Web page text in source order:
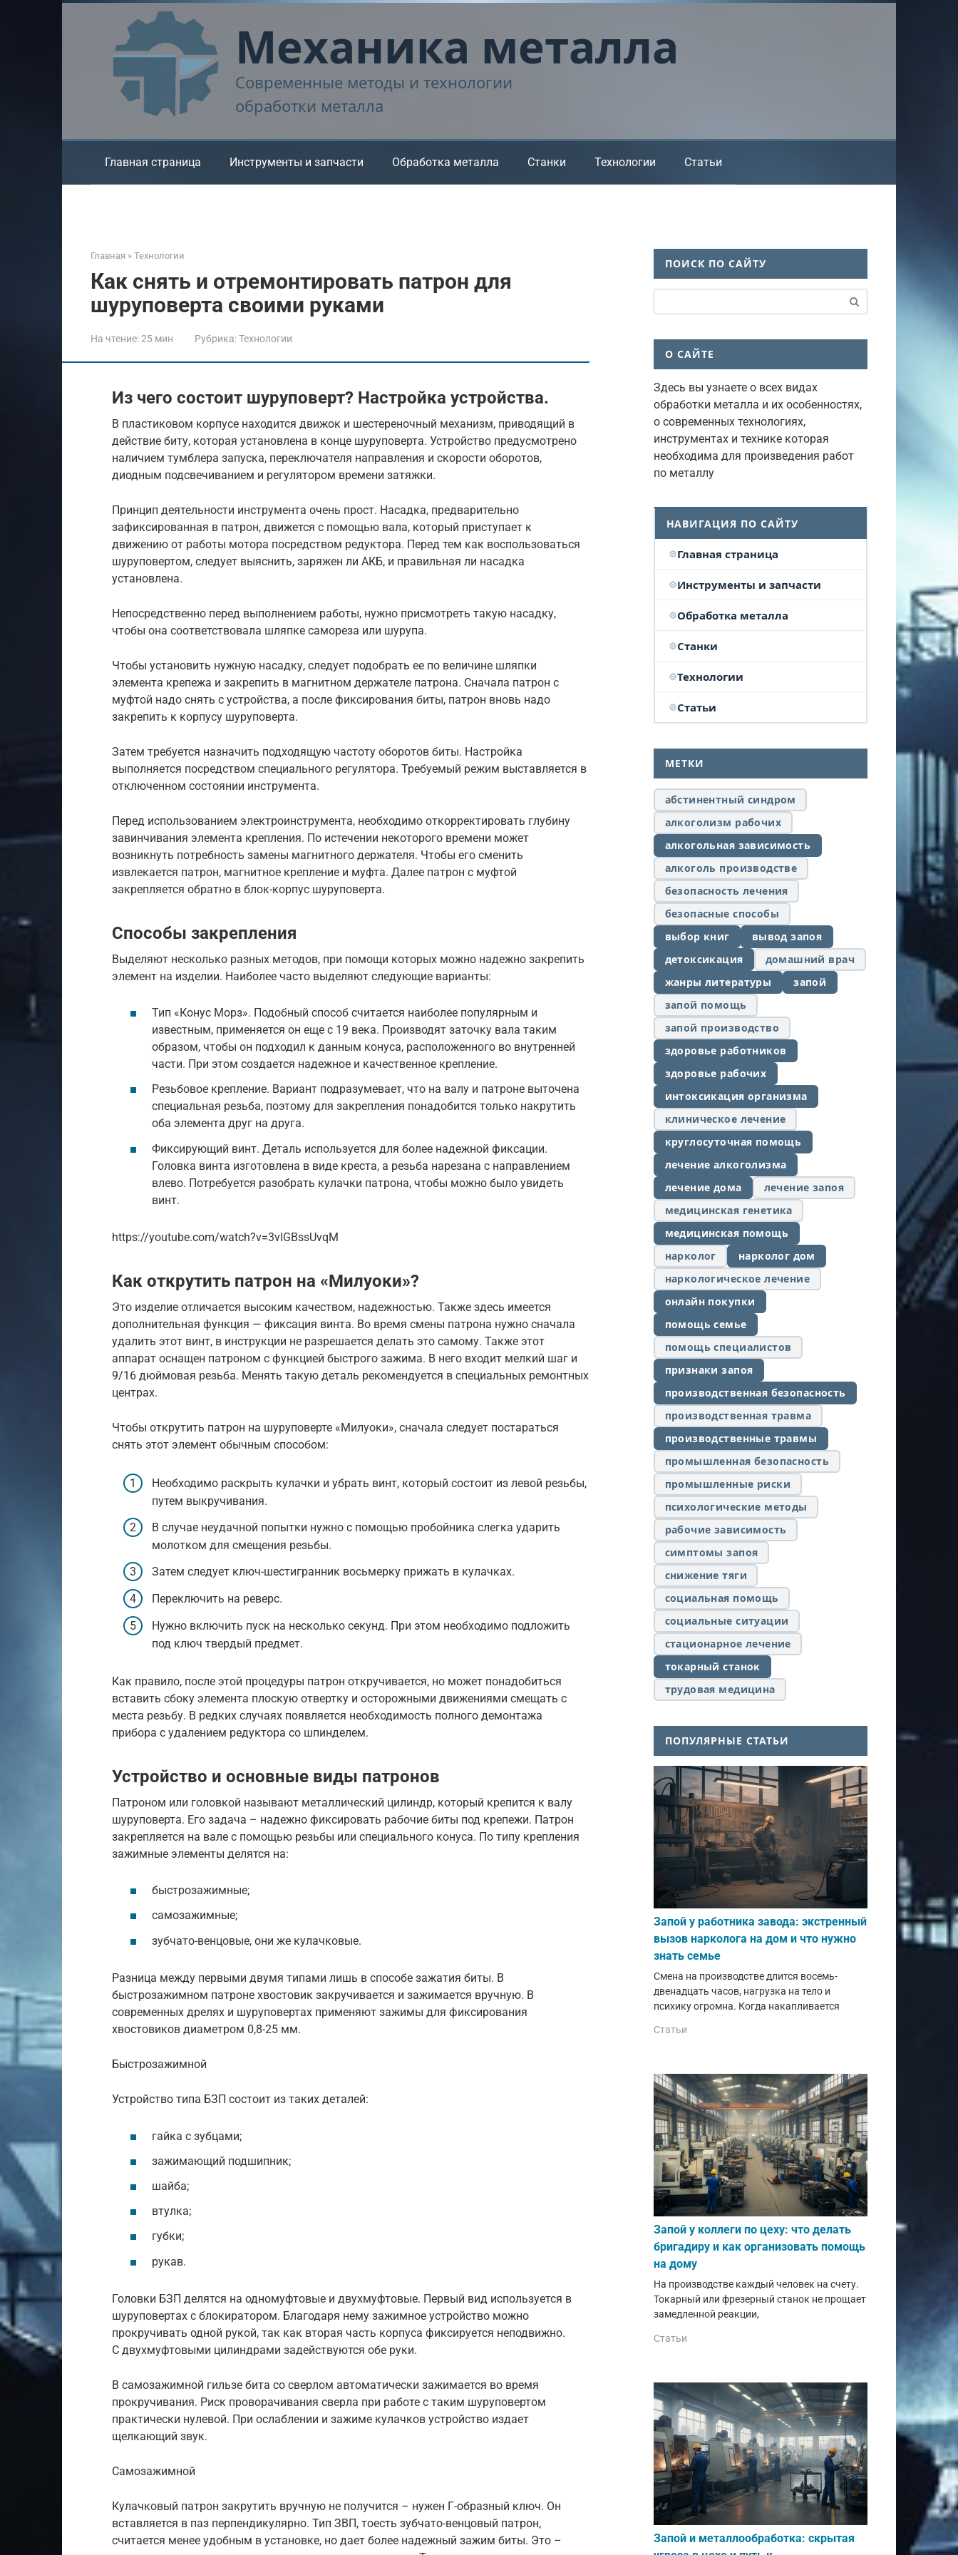
Механика металла
Современные методы и технологии
обработки металла
Главная страница Инструменты и запчасти Обработка металла Станки Технологии Статьи
Главная » Технологии
Как снять и отремонтировать патрон для
шуруповерта своими руками
На чтение:25 мин Рубрика:Технологии
Из чего состоит шуруповерт? Настройка устройства.
В пластиковом корпусе находится движок и шестереночный механизм, приводящий в
действие биту, которая установлена в конце шуруповерта. Устройство предусмотрено
наличием тумблера запуска, переключателя направления и скорости оборотов,
диодным подсвечиванием и регулятором времени затяжки.
Принцип деятельности инструмента очень прост. Насадка, предварительно
зафиксированная в патрон, движется с помощью вала, который приступает к
движению от работы мотора посредством редуктора. Перед тем как воспользоваться
шуруповертом, следует выяснить, заряжен ли АКБ, и правильная ли насадка
установлена.
Непосредственно перед выполнением работы, нужно присмотреть такую насадку,
чтобы она соответствовала шляпке самореза или шурупа.
Чтобы установить нужную насадку, следует подобрать ее по величине шляпки
элемента крепежа и закрепить в магнитном держателе патрона. Сначала патрон с
муфтой надо снять с устройства, а после фиксирования биты, патрон вновь надо
закрепить к корпусу шуруповерта.
Затем требуется назначить подходящую частоту оборотов биты. Настройка
выполняется посредством специального регулятора. Требуемый режим выставляется в
отключенном состоянии инструмента.
Перед использованием электроинструмента, необходимо откорректировать глубину
завинчивания элемента крепления. По истечении некоторого времени может
возникнуть потребность замены магнитного держателя. Чтобы его сменить
извлекается патрон, магнитное крепление и муфта. Далее патрон с муфтой
закрепляется обратно в блок-корпус шуруповерта.
Способы закрепления
Выделяют несколько разных методов, при помощи которых можно надежно закрепить
элемент на изделии. Наиболее часто выделяют следующие варианты:
Тип «Конус Морз». Подобный способ считается наиболее популярным и
известным, применяется он еще с 19 века. Производят заточку вала таким
образом, чтобы он подходил к данным конуса, расположенного во внутренней
части. При этом создается надежное и качественное крепление.
Резьбовое крепление. Вариант подразумевает, что на валу и патроне выточена
специальная резьба, поэтому для закрепления понадобится только накрутить
оба элемента друг на друга.
Фиксирующий винт. Деталь используется для более надежной фиксации.
Головка винта изготовлена в виде креста, а резьба нарезана с направлением
влево. Потребуется разобрать кулачки патрона, чтобы можно было увидеть
винт.
https://youtube.com/watch?v=3vIGBssUvqM
Как открутить патрон на «Милуоки»?
Это изделие отличается высоким качеством, надежностью. Также здесь имеется
дополнительная функция — фиксация винта. Во время смены патрона нужно сначала
удалить этот винт, в инструкции не разрешается делать это самому. Также этот
аппарат оснащен патроном с функцией быстрого зажима. В него входит мелкий шаг и
9/16 дюймовая резьба. Менять такую деталь рекомендуется в специальных ремонтных
центрах.
Чтобы открутить патрон на шуруповерте «Милуоки», сначала следует постараться
снять этот элемент обычным способом:
Необходимо раскрыть кулачки и убрать винт, который состоит из левой резьбы,
путем выкручивания.
В случае неудачной попытки нужно с помощью пробойника слегка ударить
молотком для смещения резьбы.
Затем следует ключ-шестигранник восьмерку прижать в кулачках.
Переключить на реверс.
Нужно включить пуск на несколько секунд. При этом необходимо подложить
под ключ твердый предмет.
Как правило, после этой процедуры патрон откручивается, но может понадобиться
вставить сбоку элемента плоскую отвертку и осторожными движениями смещать с
места резьбу. В редких случаях появляется необходимость полного демонтажа
прибора с удалением редуктора со шпинделем.
Устройство и основные виды патронов
Патроном или головкой называют металлический цилиндр, который крепится к валу
шуруповерта. Его задача – надежно фиксировать рабочие биты под крепежи. Патрон
закрепляется на вале с помощью резьбы или специального конуса. По типу крепления
зажимные элементы делятся на:
быстрозажимные;
самозажимные;
зубчато-венцовые, они же кулачковые.
Разница между первыми двумя типами лишь в способе зажатия биты. В
быстрозажимном патроне хвостовик закручивается и зажимается вручную. В
современных дрелях и шуруповертах применяют зажимы для фиксирования
хвостовиков диаметром 0,8-25 мм.
Быстрозажимной
Устройство типа БЗП состоит из таких деталей:
гайка с зубцами;
зажимающий подшипник;
шайба;
втулка;
губки;
рукав.
Головки БЗП делятся на одномуфтовые и двухмуфтовые. Первый вид используется в
шуруповертах с блокиратором. Благодаря нему зажимное устройство можно
прокручивать одной рукой, так как вторая часть корпуса фиксируется неподвижно.
С двухмуфтовыми цилиндрами задействуются обе руки.
В самозажимной гильзе бита со сверлом автоматически зажимается во время
прокручивания. Риск проворачивания сверла при работе с таким шуруповертом
практически нулевой. При ослаблении и зажиме кулачков устройство издает
щелкающий звук.
Самозажимной
Кулачковый патрон закрутить вручную не получится – нужен Г-образный ключ. Он
вставляется в паз перпендикулярно. Тип ЗВП, тоесть зубчато-венцовый патрон,
считается менее удобным в установке, но дает более надежный зажим биты. Это –
ПОИСК ПО САЙТУ
О САЙТЕ
Здесь вы узнаете о всех видах
обработки металла и их особенностях,
о современных технологиях,
инструментах и технике которая
необходима для произведения работ
по металлу
НАВИГАЦИЯ ПО САЙТУ
Главная страница
Инструменты и запчасти
Обработка металла
Станки
Технологии
Статьи
МЕТКИ
абстинентный синдром
алкоголизм рабочих
алкогольная зависимость
алкоголь производстве
безопасность лечения
безопасные способы
выбор книг
вывод запоя
детоксикация
домашний врач
жанры литературы
запой
запой помощь
запой производство
здоровье работников
здоровье рабочих
интоксикация организма
клиническое лечение
круглосуточная помощь
лечение алкоголизма
лечение дома
лечение запоя
медицинская генетика
медицинская помощь
нарколог
нарколог дом
наркологическое лечение
онлайн покупки
помощь семье
помощь специалистов
признаки запоя
производственная безопасность
производственная травма
производственные травмы
промышленная безопасность
промышленные риски
психологические методы
рабочие зависимость
симптомы запоя
снижение тяги
социальная помощь
социальные ситуации
стационарное лечение
токарный станок
трудовая медицина
ПОПУЛЯРНЫЕ СТАТЬИ
Запой у работника завода: экстренный
вызов нарколога на дом и что нужно
знать семье
Смена на производстве длится восемь-
двенадцать часов, нагрузка на тело и
психику огромна. Когда накапливается
Статьи
Запой у коллеги по цеху: что делать
бригадиру и как организовать помощь
на дому
На производстве каждый человек на счету.
Токарный или фрезерный станок не прощает
замедленной реакции,
Статьи
Запой и металлообработка: скрытая